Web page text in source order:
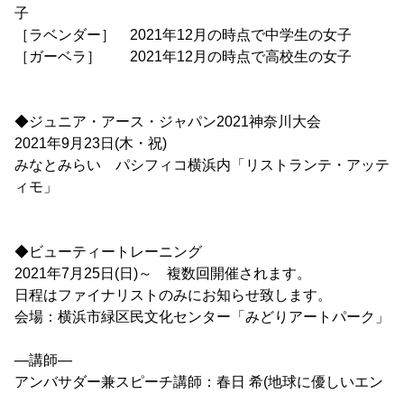
子
［ラベンダー］ 2021年12月の時点で中学生の女子
［ガーベラ］ 2021年12月の時点で高校生の女子
◆ジュニア・アース・ジャパン2021神奈川大会
2021年9月23日(木・祝)
みなとみらい パシフィコ横浜内「リストランテ・アッテ
ィモ」
◆ビューティートレーニング
2021年7月25日(日)～ 複数回開催されます。
日程はファイナリストのみにお知らせ致します。
会場：横浜市緑区民文化センター「みどりアートパーク」
―講師―
アンバサダー兼スピーチ講師：春日 希(地球に優しいエン